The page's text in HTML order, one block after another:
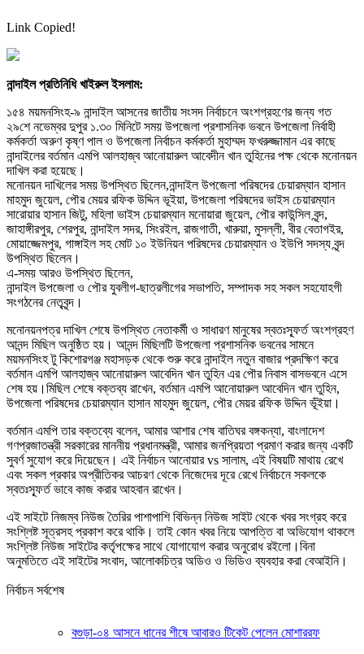
Link Copied!
নান্দাইল প্রতিনিধি খাইরুল ইসলাম:
১৫৪ ময়মনসিংহ-৯ নান্দাইল আসনের জাতীয় সংসদ নির্বাচনে অংশগ্রহণের জন্য গত
২৯শে নভেম্বর দুপুর ১.৩০ মিনিটে সময় উপজেলা প্রশাসনিক ভবনে উপজেলা নির্বাহী
কর্মকর্তা অরুণ কৃষ্ণ পাল ও উপজেলা নির্বাচন কর্মকর্তা মুহাম্মদ ফখরুজ্জামান এর কাছে
নান্দাইলের বর্তমান এমপি আলহাজ্ব আনোয়ারুল আবেদীন খান তুহিনের পক্ষ থেকে মনোনয়ন
দাখিল করা হয়েছে।
মনোনয়ন দাখিলের সময় উপস্থিত ছিলেন,নান্দাইল উপজেলা পরিষদের চেয়ারম্যান হাসান
মাহমুদ জুয়েল, পৌর মেয়র রফিক উদ্দিন ভূইয়া, উপজেলা পরিষদের ভাইস চেয়ারম্যান
সারোয়ার হাসান জিটু, মহিলা ভাইস চেয়ারম্যান মনোয়ারা জুয়েল, পৌর কাউন্সিল বৃন্দ,
জাহাঙ্গীরপুর, শেরপুর, নান্দাইল সদর, সিংরইল, রাজগাতী, খারুয়া, মুসল্লী, বীর বেতাগইর,
মোয়াজ্জেমপুর, গাঙ্গাইল সহ মোট ১০ ইউনিয়ন পরিষদের চেয়ারম্যান ও ইউপি সদস্য বৃন্দ
উপস্থিত ছিলেন।
এ-সময় আরও উপস্থিত ছিলেন,
নান্দাইল উপজেলা ও পৌর যুবলীগ-ছাত্রলীগের সভাপতি, সম্পাদক সহ সকল সহযোহগী
সংগঠনের নেতৃবৃন্দ।
মনোনয়নপত্র দাখিল শেষে উপস্থিত নেতাকর্মী ও সাধারণ মানুষের স্বতঃস্ফূর্ত অংশগ্রহণ
আনন্দ মিছিল অনুষ্ঠিত হয়। আনন্দ মিছিলটি উপজেলা প্রশাসনিক ভবনের সামনে
ময়মনসিংহ টু কিশোরগঞ্জ মহাসড়ক থেকে শুরু করে নান্দাইল নতুন বাজার প্রদক্ষিণ করে
বর্তমান এমপি আলহাজ্ব আনোয়ারুল আবেদিন খান তুহিন এর পৌর নিবাস বাসভবনে এসে
শেষ হয়।মিছিল শেষে বক্তব্য রাখেন, বর্তমান এমপি আনোয়ারুল আবেদিন খান তুহিন,
উপজেলা পরিষদের চেয়ারম্যান হাসান মাহমুদ জুয়েল, পৌর মেয়র রফিক উদ্দিন ভূঁইয়া।
বর্তমান এমপি তার বক্তব্যে বলেন, আমার আশার শেষ বাতিঘর বঙ্গকন্যা, বাংলাদেশ
গণপ্রজাতন্ত্রী সরকারের মাননীয় প্রধানমন্ত্রী, আমার জনপ্রিয়তা প্রমাণ করার জন্য একটি
সুবর্ণ সুযোগ করে দিয়েছেন। এই নির্বাচন আনোয়ার vs সালাম, এই বিষয়টি মাথায় রেখে
এবং সকল প্রকার অপ্রীতিকর আচরণ থেকে নিজেদের দূরে রেখে নির্বাচনে সকলকে
স্বতঃস্ফূর্ত ভাবে কাজ করার আহবান রাখেন।
এই সাইটে নিজম্ব নিউজ তৈরির পাশাপাশি বিভিন্ন নিউজ সাইট থেকে খবর সংগ্রহ করে
সংশ্লিষ্ট সূত্রসহ প্রকাশ করে থাকি। তাই কোন খবর নিয়ে আপত্তি বা অভিযোগ থাকলে
সংশ্লিষ্ট নিউজ সাইটের কর্তৃপক্ষের সাথে যোগাযোগ করার অনুরোধ রইলো।বিনা
অনুমতিতে এই সাইটের সংবাদ, আলোকচিত্র অডিও ও ভিডিও ব্যবহার করা বেআইনি।
নির্বাচন সর্বশেষ
বগুড়া-০৪ আসনে ধানের শীষে আবারও টিকেট পেলেন মোশাররফ